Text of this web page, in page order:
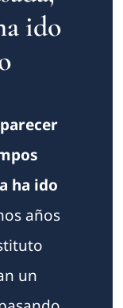
ido
ha ido
años
un